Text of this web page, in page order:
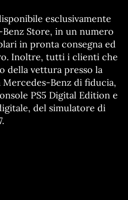
esclusivamente
Store, in un numero
in pronta consegna ed
Inoltre, tutti i clienti che
della vettura presso la
Benz di fiducia,
PS5 Digital Edition e
del simulatore di